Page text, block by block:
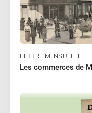
LETTRE MENSUELLE
Les commerces de